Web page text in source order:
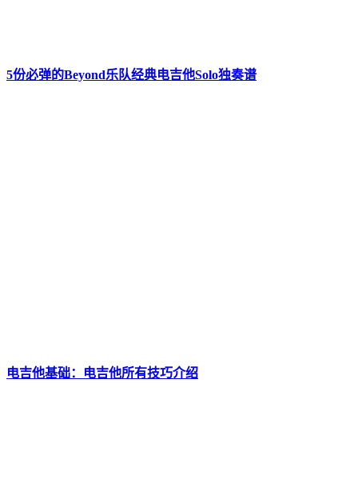
5份必弹的Beyond乐队经典电吉他Solo独奏谱
电吉他基础：电吉他所有技巧介绍